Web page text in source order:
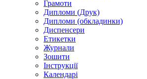
Грамоти
Дипломи (Друк)
Дипломи (обкладинки)
Диспенсери
Етикетки
Журнали
Зошити
Інструкції
Календарі